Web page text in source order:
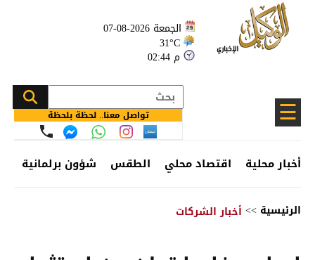
الجمعة 2026-08-07
31°C
02:44 م
☰ تواصل معنا.. لحظة بلحظة
أخبار محلية اقتصاد محلي الطقس شؤون برلمانية
الرئيسية >> أخبار الشركات